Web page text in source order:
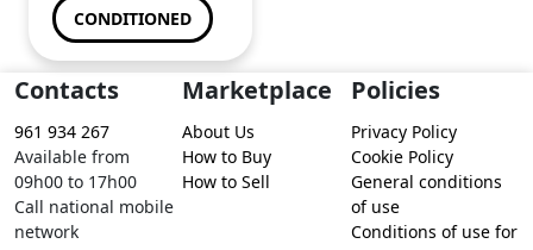
CONDITIONED
Contacts
961 934 267
Available from
09h00 to 17h00
Call national mobile
network
Marketplace
About Us
How to Buy
How to Sell
Policies
Privacy Policy
Cookie Policy
General conditions
of use
Conditions of use for